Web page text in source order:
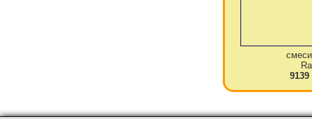
9139